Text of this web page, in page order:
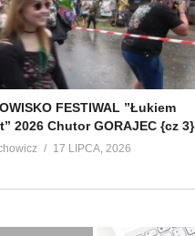
FESTIWAL ”Łukiem
2026 Chutor GORAJEC {cz 3}
17 LIPCA, 2026